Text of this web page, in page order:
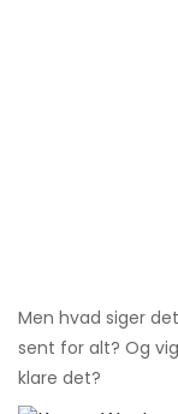
Men hvad siger
sent for alt? Og
klare det?